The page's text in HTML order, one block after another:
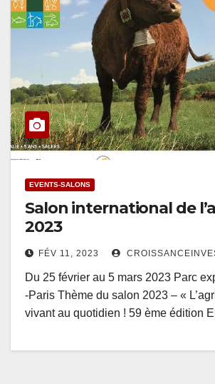
EVENTS-SALONS
Salon international de
2023
FÉV 11, 2023
Du 25 février au 5 mars 2023 Parc
-Paris Thème du salon 2023 – «
vivant au quotidien ! 59 ème édition